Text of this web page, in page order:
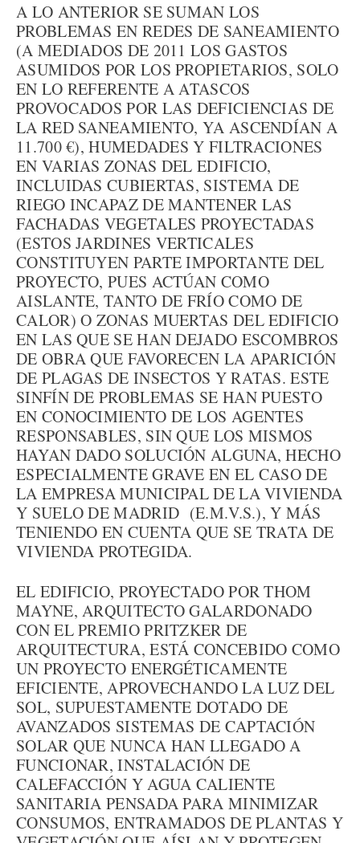
A LO ANTERIOR SE SUMAN LOS
PROBLEMAS EN REDES DE SANEAMIENTO
(A MEDIADOS DE 2011 LOS GASTOS
ASUMIDOS POR LOS PROPIETARIOS, SOLO
EN LO REFERENTE A ATASCOS
PROVOCADOS POR LAS DEFICIENCIAS DE
LA RED SANEAMIENTO, YA ASCENDÍAN A
11.700 €), HUMEDADES Y FILTRACIONES
EN VARIAS ZONAS DEL EDIFICIO,
INCLUIDAS CUBIERTAS, SISTEMA DE
RIEGO INCAPAZ DE MANTENER LAS
FACHADAS VEGETALES PROYECTADAS
(ESTOS JARDINES VERTICALES
CONSTITUYEN PARTE IMPORTANTE DEL
PROYECTO, PUES ACTÚAN COMO
AISLANTE, TANTO DE FRÍO COMO DE
CALOR) O ZONAS MUERTAS DEL EDIFICIO
EN LAS QUE SE HAN DEJADO ESCOMBROS
DE OBRA QUE FAVORECEN LA APARICIÓN
DE PLAGAS DE INSECTOS Y RATAS. ESTE
SINFÍN DE PROBLEMAS SE HAN PUESTO
EN CONOCIMIENTO DE LOS AGENTES
RESPONSABLES, SIN QUE LOS MISMOS
HAYAN DADO SOLUCIÓN ALGUNA, HECHO
ESPECIALMENTE GRAVE EN EL CASO DE
LA EMPRESA MUNICIPAL DE LA VIVIENDA
Y SUELO DE MADRID (E.M.V.S.), Y MÁS
TENIENDO EN CUENTA QUE SE TRATA DE
VIVIENDA PROTEGIDA.
EL EDIFICIO, PROYECTADO POR THOM
MAYNE, ARQUITECTO GALARDONADO
CON EL PREMIO PRITZKER DE
ARQUITECTURA, ESTÁ CONCEBIDO COMO
UN PROYECTO ENERGÉTICAMENTE
EFICIENTE, APROVECHANDO LA LUZ DEL
SOL, SUPUESTAMENTE DOTADO DE
AVANZADOS SISTEMAS DE CAPTACIÓN
SOLAR QUE NUNCA HAN LLEGADO A
FUNCIONAR, INSTALACIÓN DE
CALEFACCIÓN Y AGUA CALIENTE
SANITARIA PENSADA PARA MINIMIZAR
CONSUMOS, ENTRAMADOS DE PLANTAS Y